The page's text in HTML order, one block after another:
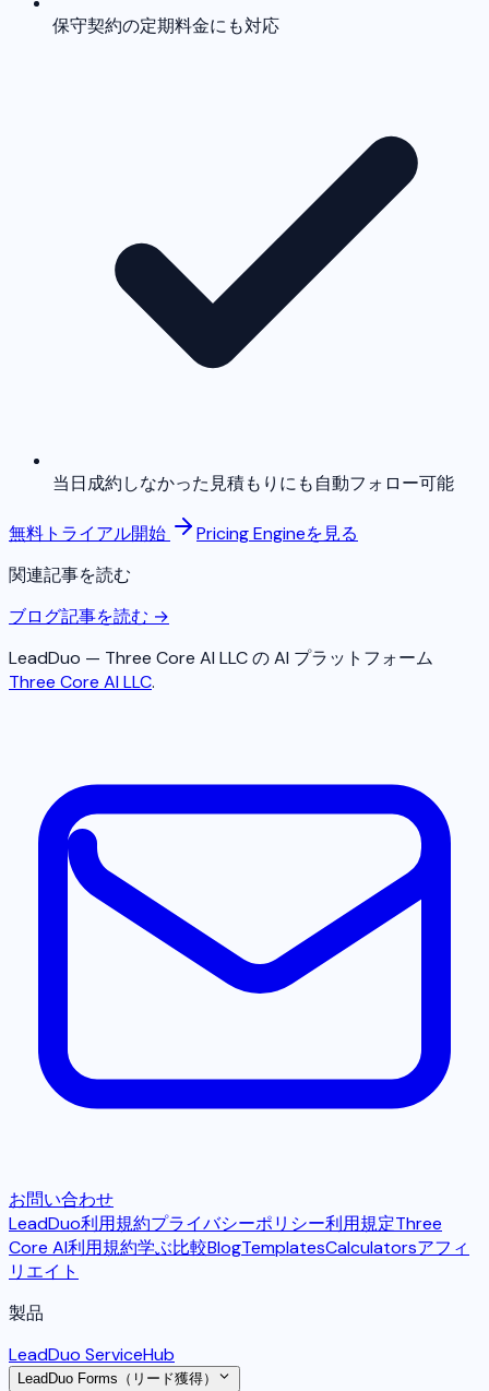
保守契約の定期料金にも対応
当日成約しなかった見積もりにも自動フォロー可能
無料トライアル開始
Pricing Engineを見る
関連記事を読む
ブログ記事を読む →
LeadDuo — Three Core AI LLC の AI プラットフォーム
Three Core AI LLC.
お問い合わせ
LeadDuo利用規約プライバシーポリシー利用規定Three
Core AI利用規約学ぶ比較BlogTemplatesCalculatorsアフィ
リエイト
製品
LeadDuo ServiceHub
LeadDuo Forms（リード獲得）